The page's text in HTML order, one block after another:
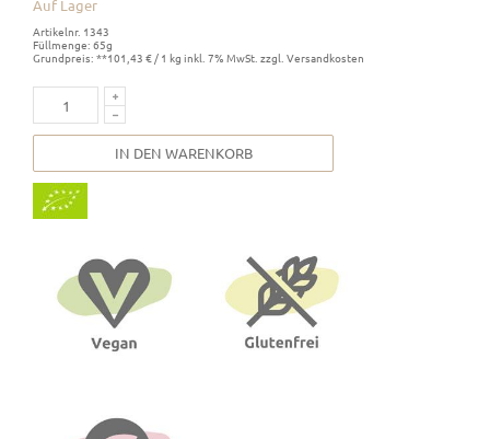
Auf Lager
Artikelnr. 1343
Füllmenge: 65g
Grundpreis: **101,43 € / 1 kg inkl. 7% MwSt. zzgl. Versandkosten
IN DEN WARENKORB